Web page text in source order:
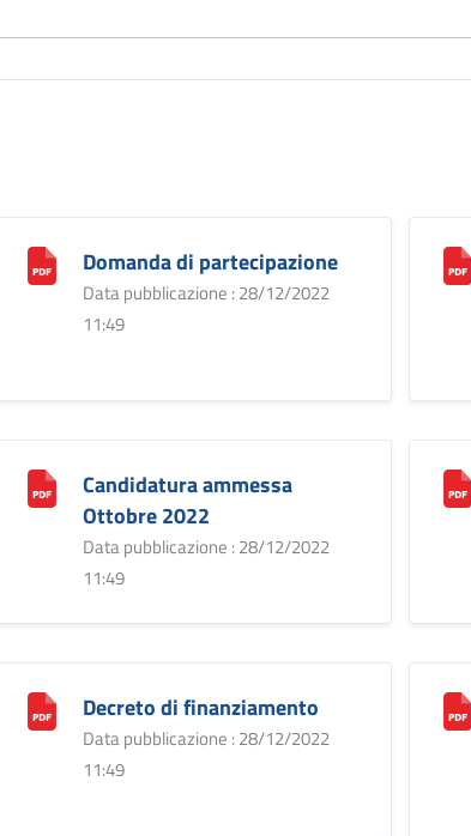
Domanda di partecipazione
Data pubblicazione : 28/12/2022
11:49
Candidatura ammessa
Ottobre 2022
Data pubblicazione : 28/12/2022
11:49
Decreto di finanziamento
Data pubblicazione : 28/12/2022
11:49